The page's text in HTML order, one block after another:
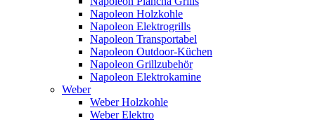
Napoleon Holzkohle
Napoleon Elektrogrills
Napoleon Transportabel
Napoleon Outdoor-Küchen
Napoleon Grillzubehör
Napoleon Elektrokamine
Weber
Weber Holzkohle
Weber Elektro